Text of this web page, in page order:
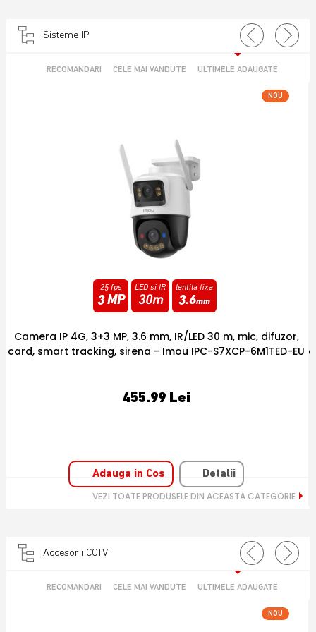
Sisteme IP
RECOMANDARI CELE MAI VANDUTE ULTIMELE ADAUGATE
NOU
25 fps
6 MP
Infrarosu
15m
lentila fixa
3.6mm
Camera IP PT WiFi, 6 MP, 3.6 mm, IR 15 m, microfon si
difuzor, smart tracking, card - Imou IPC-S2XEP-6M0S-IMOU
202.52 Lei
Adauga in Cos Detalii
VEZI TOATE PRODUSELE DIN ACEASTA CATEGORIE
Accesorii CCTV
RECOMANDARI CELE MAI VANDUTE ULTIMELE ADAUGATE
OFERTA